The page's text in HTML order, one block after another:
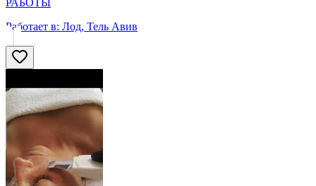
Работает в: Лод, Тель Авив